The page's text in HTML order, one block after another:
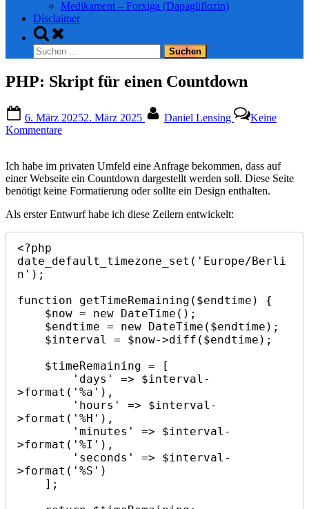
Medikament – Forxiga (Dapagliflozin)
Disclaimer
Toggle
search
form
Suchen
nach:
PHP: Skript für einen Countdown
on
6. März 20252. März 2025 Daniel Lensing
Keine
Kommentarezu
für
einen
Countdown
Ich habe im privaten Umfeld eine Anfrage bekommen, dass auf
einer Webseite ein Countdown dargestellt werden soll. Diese Seite
benötigt keine Formatierung oder sollte ein Design enthalten.
Als erster Entwurf habe ich diese Zeilern entwickelt:
<?php
date_default_timezone_set('Europe/Berli
n');
function getTimeRemaining($endtime) {
>format('%a'),
>format('%H'),
>format('%I'),
>format('%S')